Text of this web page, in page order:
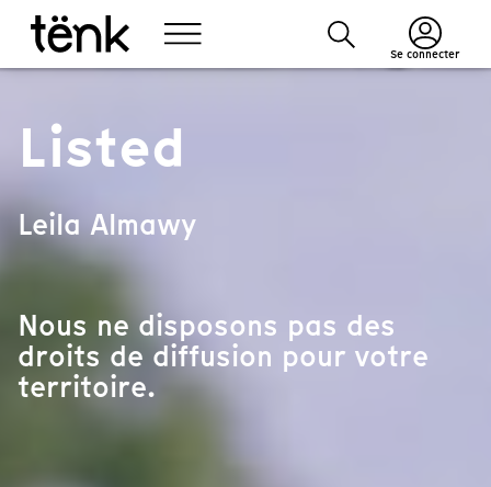
Se connecter
Listed
Leila Almawy
Nous ne disposons pas des
droits de diffusion pour votre
territoire.